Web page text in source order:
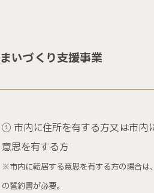
いづくり支援事業
① 市内に住所を有する方又は市内
意思を有する方
※市内に転居する意思を有する方の場合は
の誓約書が必要。